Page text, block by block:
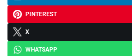
PINTEREST
X
WHATSAPP